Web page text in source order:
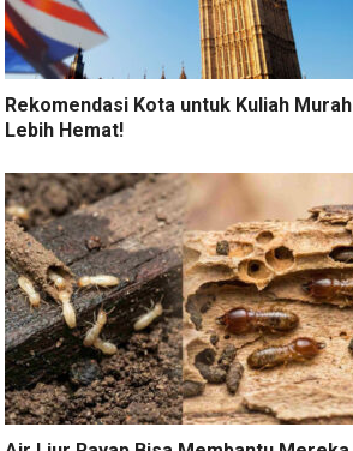
Rekomendasi Kota untuk Kuliah
Lebih Hemat!